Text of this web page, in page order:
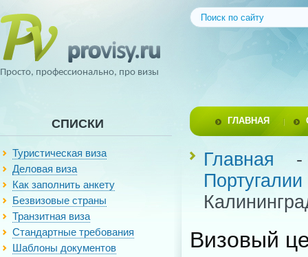
Просто, профессионально, про визы
СПИСКИ
Туристическая виза
Деловая виза
Как заполнить анкету
Безвизовые страны
Транзитная виза
Стандартные требования
Шаблоны документов
ГЛАВНАЯ
Главная
Визовый